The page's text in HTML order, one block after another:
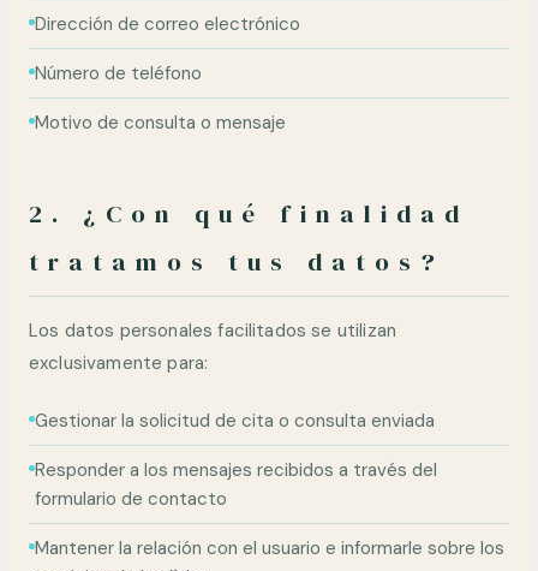
Dirección de correo electrónico
Número de teléfono
Motivo de consulta o mensaje
2. ¿Con qué finalidad
tratamos tus datos?
Los datos personales facilitados se utilizan
exclusivamente para:
Gestionar la solicitud de cita o consulta enviada
Responder a los mensajes recibidos a través del
formulario de contacto
Mantener la relación con el usuario e informarle sobre los